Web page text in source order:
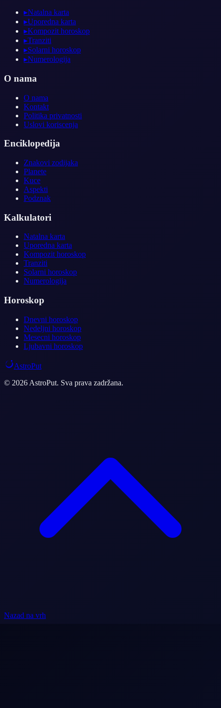
▸Natalna karta
▸Uporedna karta
▸Kompozit horoskop
▸Tranziti
▸Solarni horoskop
▸Numerologija
O nama
O nama
Kontakt
Politika privatnosti
Uslovi koriscenja
Enciklopedija
Znakovi zodijaka
Planete
Kuce
Aspekti
Podznak
Kalkulatori
Natalna karta
Uporedna karta
Kompozit horoskop
Tranziti
Solarni horoskop
Numerologija
Horoskop
Dnevni horoskop
Nedeljni horoskop
Mesecni horoskop
Ljubavni horoskop
AstroPut
© 2026 AstroPut. Sva prava zadržana.
Nazad na vrh